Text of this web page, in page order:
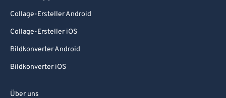
Collage-Ersteller Android
Collage-Ersteller iOS
Bildkonverter Android
Bildkonverter iOS
Über uns